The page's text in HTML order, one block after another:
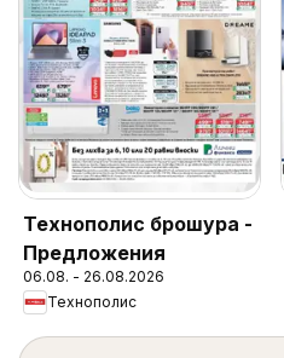
Технополис брошура -
Предложения
06.08. - 26.08.2026
Технополис